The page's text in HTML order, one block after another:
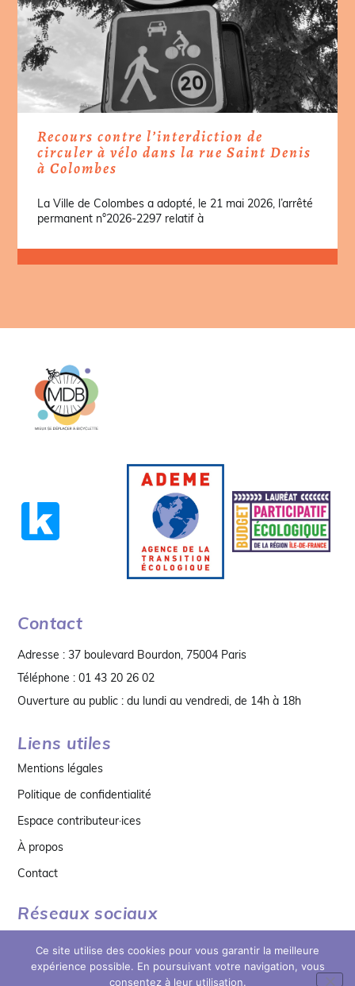
Recours contre l’interdiction de
circuler à vélo dans la rue Saint Denis
à Colombes
La Ville de Colombes a adopté, le 21 mai 2026, l’arrêté
permanent n°2026-2297 relatif à
Contact
Adresse : 37 boulevard Bourdon, 75004 Paris
Téléphone : 01 43 20 26 02
Ouverture au public : du lundi au vendredi, de 14h à 18h
Liens utiles
Mentions légales
Politique de confidentialité
Espace contributeur·ices
À propos
Contact
Réseaux sociaux
Ce site utilise des cookies pour vous garantir la meilleure
expérience possible. En poursuivant votre navigation, vous
consentez à leur utilisation.